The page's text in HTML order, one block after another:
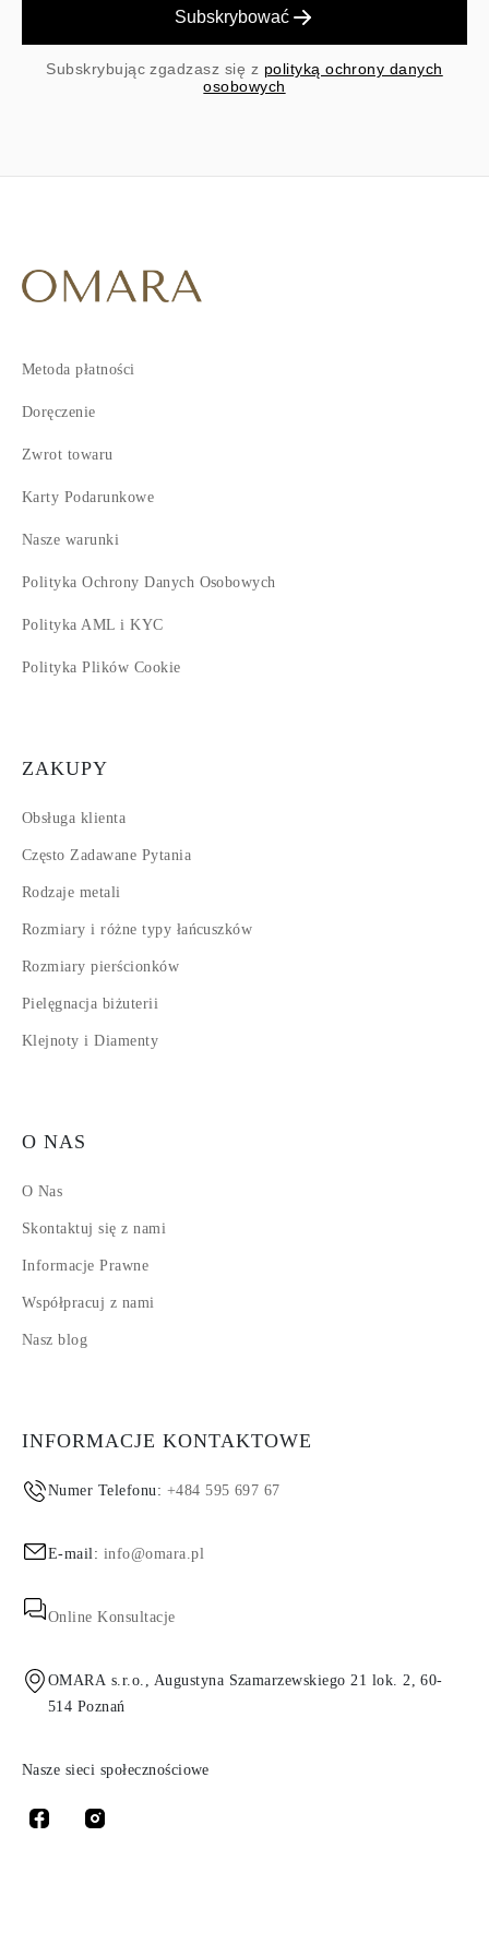
Subskrybować
Subskrybując zgadzasz się z polityką ochrony danych
osobowych
Metoda płatności
Doręczenie
Zwrot towaru
Karty Podarunkowe
Nasze warunki
Polityka Ochrony Danych Osobowych
Polityka AML i KYC
Polityka Plików Cookie
ZAKUPY
Obsługa klienta
Często Zadawane Pytania
Rodzaje metali
Rozmiary i różne typy łańcuszków
Rozmiary pierścionków
Pielęgnacja biżuterii
Klejnoty i Diamenty
O NAS
O Nas
Skontaktuj się z nami
Informacje Prawne
Współpracuj z nami
Nasz blog
INFORMACJE KONTAKTOWE
Numer Telefonu: +484 595 697 67
E-mail: info@omara.pl
Online Konsultacje
OMARA s.r.o., Augustyna Szamarzewskiego 21 lok. 2, 60-
514 Poznań
Nasze sieci społecznościowe